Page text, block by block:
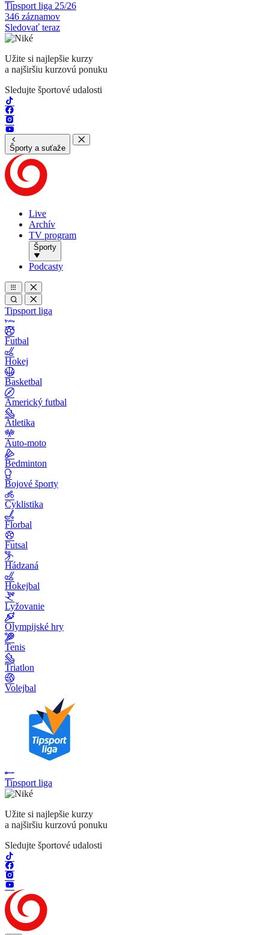
Tipsport liga 25/26
346 záznamov
Sledovať teraz
Užite si najlepšie kurzy
a najširšiu kurzovú ponuku
Sledujte športové udalosti
Športy a suťaže
Live
Archív
TV program
Športy
Podcasty
Tipsport liga
Futbal
Hokej
Basketbal
Americký futbal
Atletika
Auto-moto
Bedminton
Bojové športy
Cyklistika
Florbal
Futsal
Hádzaná
Hokejbal
Lyžovanie
Olympijské hry
Tenis
Triatlon
Volejbal
Tipsport liga
Užite si najlepšie kurzy
a najširšiu kurzovú ponuku
Sledujte športové udalosti